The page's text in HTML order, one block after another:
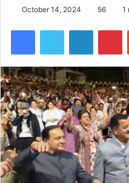
October 14, 2024 56 1